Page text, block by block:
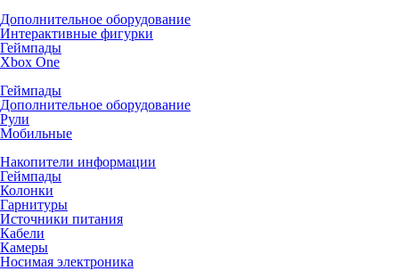
Дополнительное оборудование
Интерактивные фигурки
Геймпады
Xbox One
Геймпады
Дополнительное оборудование
Рули
Мобильные
Накопители информации
Геймпады
Колонки
Гарнитуры
Источники питания
Кабели
Камеры
Носимая электроника